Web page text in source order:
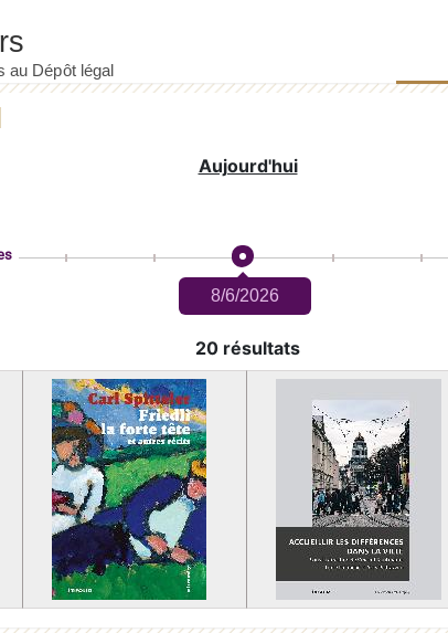
Aujourd'hui
8/6/2026
20 résultats